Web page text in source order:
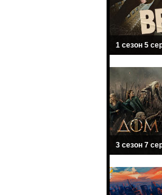
1 сезон 5
3 сезон 7